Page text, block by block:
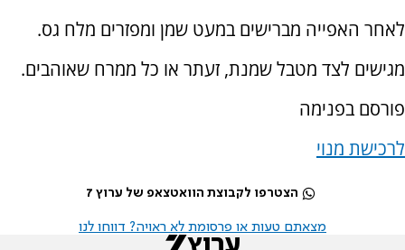
לאחר האפייה מברישים במעט שמן ומפזרים מלח גס.
מגישים לצד מטבל שמנת, זעתר או כל ממרח שאוהבים.
פורסם בפנימה
לרכישת מנוי
הצטרפו לקבוצת הוואטצאפ של ערוץ 7
מצאתם טעות או פרסומת לא ראויה? דווחו לנו